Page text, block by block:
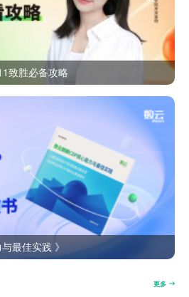
致胜必备攻略
最佳实践 》
更多